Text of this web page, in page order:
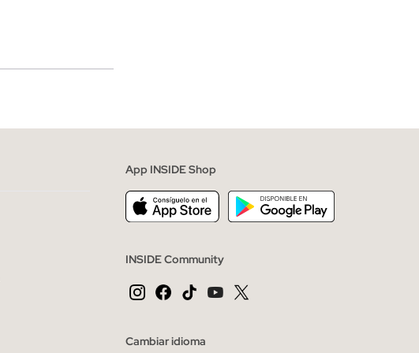
App INSIDE Shop
INSIDE Community
Cambiar idioma